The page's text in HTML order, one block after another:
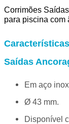
Corrimões
para piscina com
Saídas
Em aço
Ø 43 mm.
Disponível